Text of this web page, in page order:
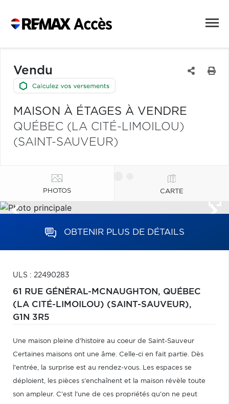
Vendu
MAISON À ÉTAGES À VENDRE
QUÉBEC (LA CITÉ-LIMOILOU)
(SAINT-SAUVEUR)
PHOTOS CARTE
OBTENIR PLUS DE DÉTAILS
ULS : 22490283
61 RUE GÉNÉRAL-MCNAUGHTON, QUÉBEC
(LA CITÉ-LIMOILOU) (SAINT-SAUVEUR),
G1N 3R5
Une maison pleine d'histoire au coeur de Saint-Sauveur
Certaines maisons ont une âme. Celle-ci en fait partie. Dès
l'entrée, la surprise est au rendez-vous. Les espaces se
déploient, les pièces s'enchaînent et la maison révèle toute
son ampleur. C'est l'une de ces propriétés qu'on ne peut